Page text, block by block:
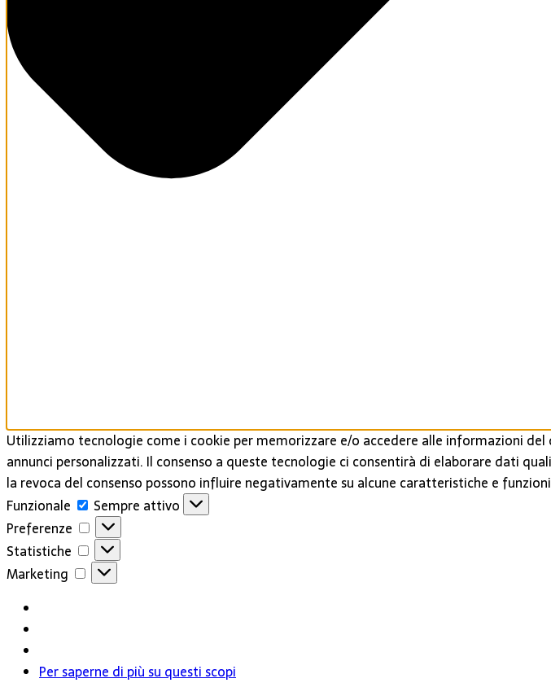
Utilizziamo tecnologie come i cookie per memorizzare e/o accedere alle informazioni
annunci personalizzati. Il consenso a queste tecnologie ci consentirà di elaborare dati
la revoca del consenso possono influire negativamente su alcune caratteristiche e
Funzionale
Funzionale
Sempre attivo
Preferenze
Preferenze
Statistiche
Statistiche
Marketing
Marketing
Per saperne di più su questi scopi